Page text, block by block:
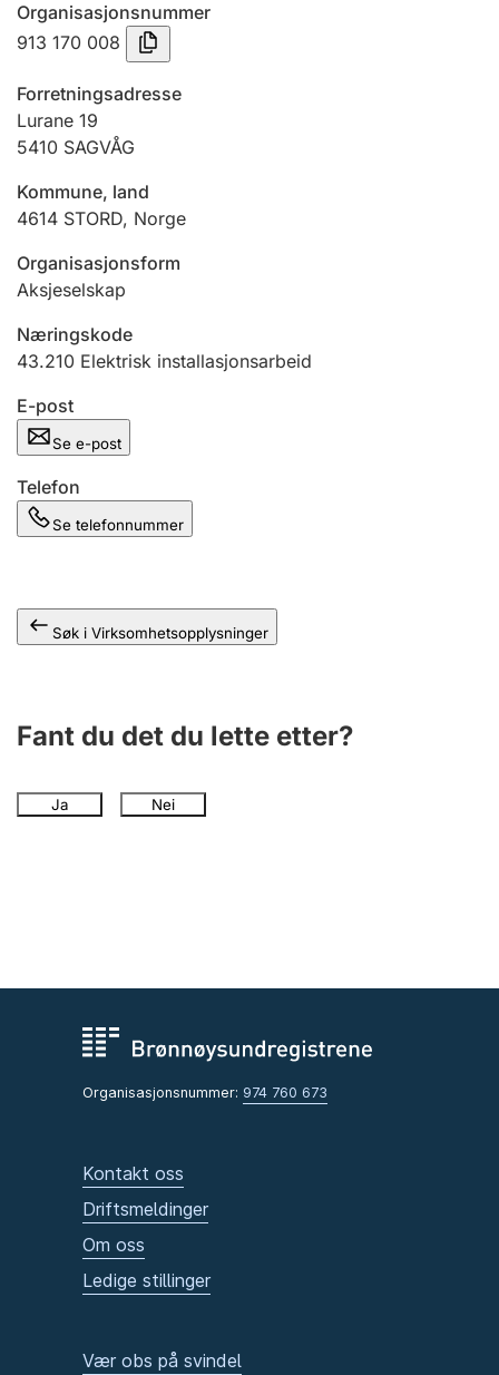
Tinglysing
Jeger
Betaling og jegeravgiftskort
Ektepaktveileder
Offentlig sektor
Organisasjonsnummer
913 170 008
Forretningsadresse
Lurane 19
5410 SAGVÅG
Kommune, land
4614 STORD, Norge
Organisasjonsform
Aksjeselskap
Næringskode
43.210 Elektrisk installasjonsarbeid
E-post
Se e-post
Telefon
Se telefonnummer
Søk i Virksomhetsopplysninger
Fant du det du lette etter?
Ja Nei
Organisasjonsnummer: 974 760 673
Kontakt oss
Driftsmeldinger
Om oss
Ledige stillinger
Vær obs på svindel